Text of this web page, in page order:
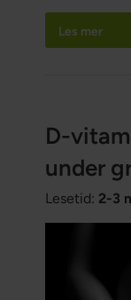
effekt på
Les mer
D-
under
Lesetid: 2-3